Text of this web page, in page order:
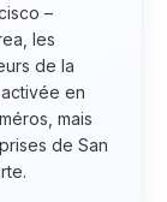
–
les
de la
en
mais
de San